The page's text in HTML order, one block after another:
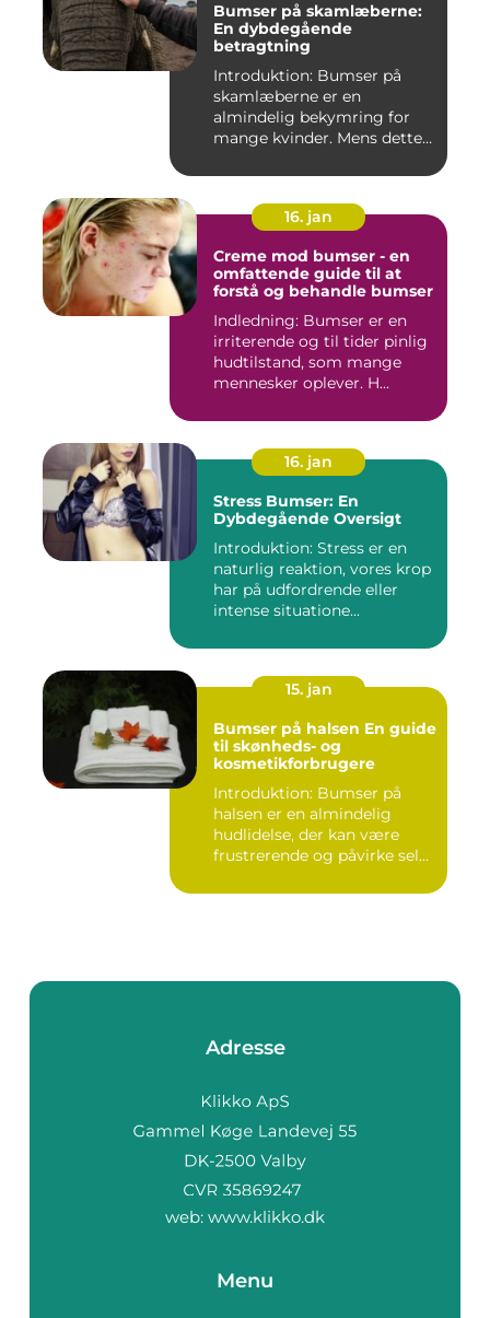
Bumser på skamlæberne:
En dybdegående
betragtning
Introduktion: Bumser på
skamlæberne er en
almindelig bekymring for
mange kvinder. Mens dette
16. jan
Creme mod bumser - en
omfattende guide til at
forstå og behandle bumser
Indledning: Bumser er en
irriterende og til tider pinlig
hudtilstand, som mange
mennesker oplever. H...
16. jan
Stress Bumser: En
Dybdegående Oversigt
Introduktion: Stress er en
naturlig reaktion, vores krop
har på udfordrende eller
intense situatione...
15. jan
Bumser på halsen En guide
til skønheds- og
kosmetikforbrugere
Introduktion: Bumser på
halsen er en almindelig
hudlidelse, der kan være
frustrerende og påvirke sel...
Adresse
web: www.klikko.dk
Menu